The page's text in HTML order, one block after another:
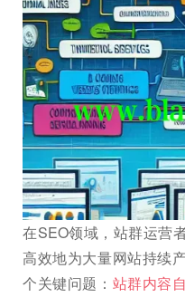
在SEO领域，站群运营
高效地为大量网站持续
个关键问题： 站群内容